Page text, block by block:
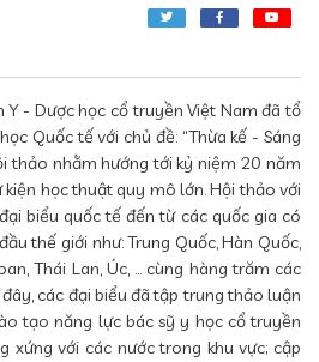
- Dược học cổ truyền Việt Nam đã tổ
Quốc tế với chủ đề: “Thừa kế - Sáng
thảo nhằm hướng tới kỷ niệm 20 năm
kiện học thuật quy mô lớn. Hội thảo với
biểu quốc tế đến từ các quốc gia có
thế giới như: Trung Quốc, Hàn Quốc,
Thái Lan, Úc, ... cùng hàng trăm các
các đại biểu đã tập trung thảo luận
tạo năng lực bác sỹ y học cổ truyền
xứng với các nước trong khu vực; cập